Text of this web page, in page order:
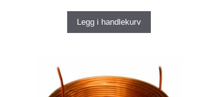
Legg i handlekurv